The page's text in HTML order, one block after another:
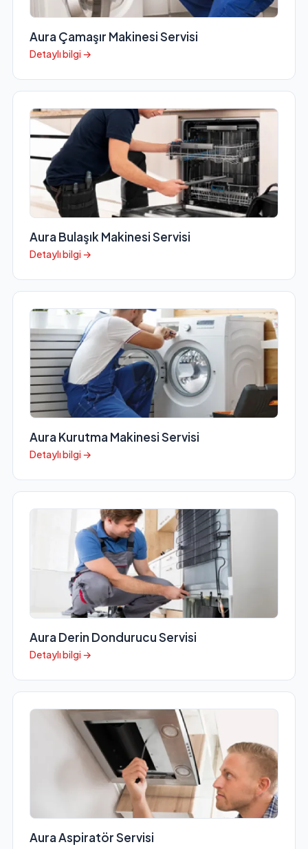
Aura Çamaşır Makinesi Servisi
Detaylı bilgi →
Aura Bulaşık Makinesi Servisi
Detaylı bilgi →
Aura Kurutma Makinesi Servisi
Detaylı bilgi →
Aura Derin Dondurucu Servisi
Detaylı bilgi →
Aura Aspiratör Servisi